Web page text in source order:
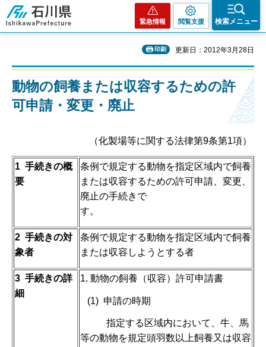
石川県
緊急情報 閲覧支援 検索メニュー
印刷 更新日：2012年3月28日
動物の飼養または収容するための許
可申請・変更・廃止
（化製場等に関する法律第9条第1項）
1 手続きの概
要
条例で規定する動物を指定区域内で飼養
または収容するための許可申請、変更、
廃止の手続きで
す。
2 手続きの対
象者
条例で規定する動物を指定区域内で飼養
または収容しようとする者
3 手続きの詳
細
1. 動物の飼養（収容）許可申請書
(1) 申請の時期
指定する区域内において、牛、馬
等の動物を規定頭羽数以上飼養又は収容